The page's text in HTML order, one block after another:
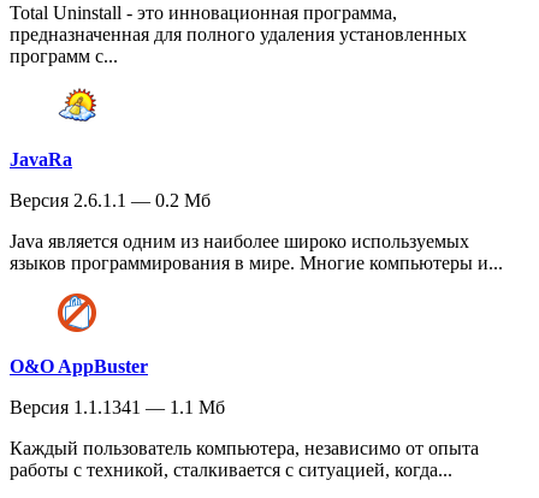
Total Uninstall - это инновационная программа,
предназначенная для полного удаления установленных
программ с...
JavaRa
Версия 2.6.1.1 — 0.2 Мб
Java является одним из наиболее широко используемых
языков программирования в мире. Многие компьютеры и...
O&O AppBuster
Версия 1.1.1341 — 1.1 Мб
Каждый пользователь компьютера, независимо от опыта
работы с техникой, сталкивается с ситуацией, когда...